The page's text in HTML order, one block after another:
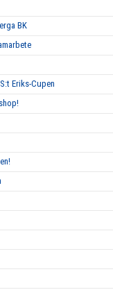
BK
Eriks-Cupen